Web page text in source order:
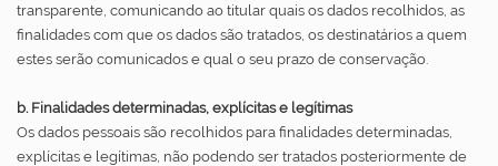
transparente, comunicando ao titular quais os dados recolhidos, as
finalidades com que os dados são tratados, os destinatários a quem
estes serão comunicados e qual o seu prazo de conservação.
b. Finalidades determinadas, explícitas e legítimas
Os dados pessoais são recolhidos para finalidades determinadas,
explícitas e legítimas, não podendo ser tratados posteriormente de